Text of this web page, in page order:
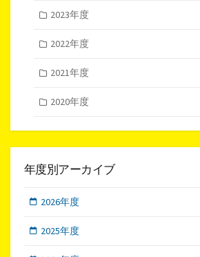
2023年度
2022年度
2021年度
2020年度
年度別アーカイブ
2026年度
2025年度